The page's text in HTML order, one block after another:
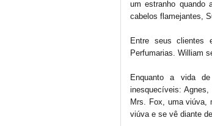
um estranho quando
cabelos flamejantes,
Entre seus clientes
Perfumarias. William
Enquanto a vida de
inesquecíveis:
Mrs. Fox, uma viúva,
viúva e se vê diante